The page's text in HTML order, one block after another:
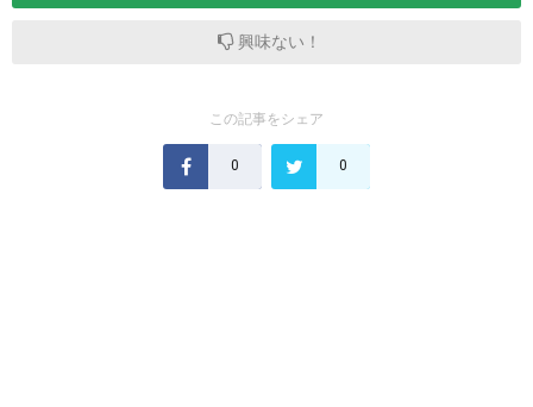
興味ない！
この記事をシェア
0 0